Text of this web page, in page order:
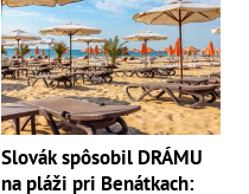
Slovák spôsobil DRÁMU
na pláži pri Benátkach: